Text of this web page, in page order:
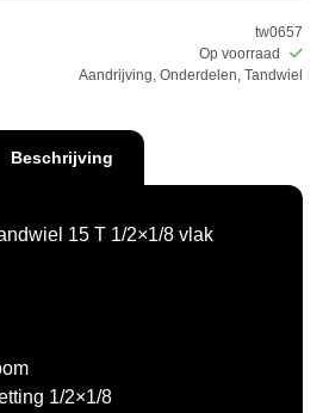
tw0657
Op voorraad
Aandrijving, Onderdelen, Tandwiel
Beschrijving
15 T 1/2×1/8 vlak
1/2×1/8